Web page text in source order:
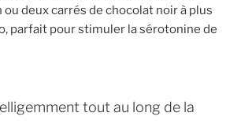
ou deux carrés de chocolat noir à plus
parfait pour stimuler la sérotonine de
tout au long de la